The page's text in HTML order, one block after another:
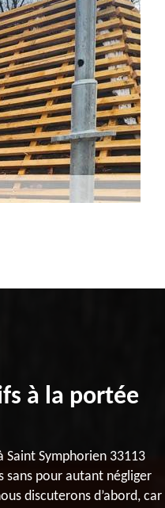
à la portée
Saint Symphorien 33113
sans pour autant négliger
discuterons d’abord, car